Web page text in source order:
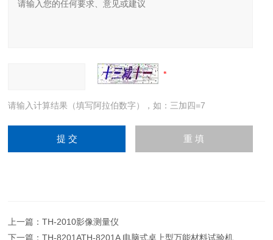
请输入计算结果（填写阿拉伯数字），如：三加四=7
上一篇：TH-2010影像测量仪
下一篇：TH-8201ATH-8201A 电脑式桌上型万能材料试验机